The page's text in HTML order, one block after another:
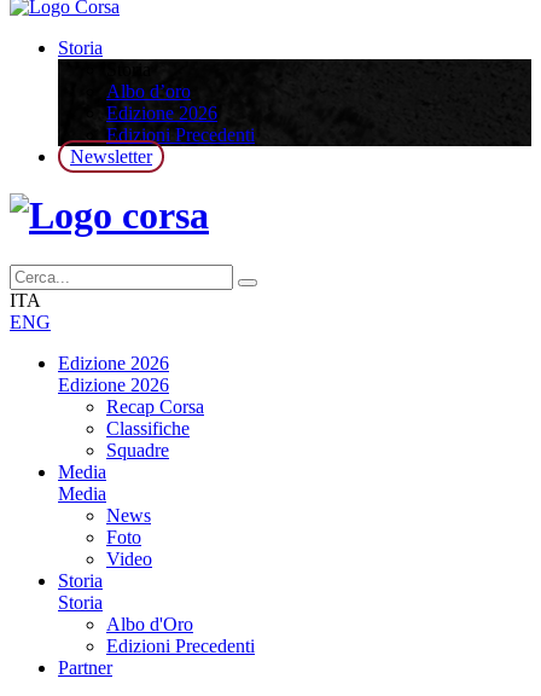
Storia
Albo d’oro
Edizione 2026
Edizioni Precedenti
Newsletter
ITA
ENG
Edizione 2026
Edizione 2026
Recap Corsa
Classifiche
Squadre
Media
Media
News
Foto
Video
Storia
Storia
Albo d'Oro
Edizioni Precedenti
Partner